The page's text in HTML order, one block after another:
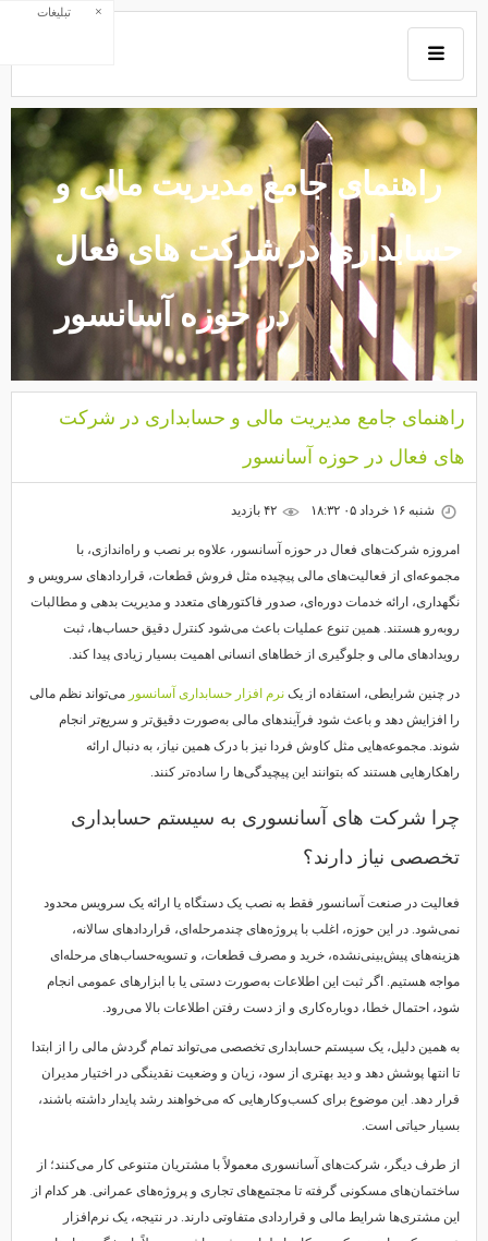
راهنمای جامع مدیریت مالی و
حسابداری در شرکت های فعال
در حوزه آسانسور
راهنمای جامع مدیریت مالی و حسابداری در شرکت
های فعال در حوزه آسانسور
شنبه ۱۶ خرداد ۰۵ ۱۸:۳۲ ۴۲ بازديد
امروزه شرکت‌های فعال در حوزه آسانسور، علاوه بر نصب و راه‌اندازی، با
مجموعه‌ای از فعالیت‌های مالی پیچیده مثل فروش قطعات، قراردادهای سرویس و
نگهداری، ارائه خدمات دوره‌ای، صدور فاکتورهای متعدد و مدیریت بدهی و مطالبات
روبه‌رو هستند. همین تنوع عملیات باعث می‌شود کنترل دقیق حساب‌ها، ثبت
رویدادهای مالی و جلوگیری از خطاهای انسانی اهمیت بسیار زیادی پیدا کند.
در چنین شرایطی، استفاده از یکنرم افزار حسابداری آسانسورمی‌تواند نظم مالی
را افزایش دهد و باعث شود فرآیندهای مالی به‌صورت دقیق‌تر و سریع‌تر انجام
شوند. مجموعه‌هایی مثل کاوش فردا نیز با درک همین نیاز، به دنبال ارائه
راهکارهایی هستند که بتوانند این پیچیدگی‌ها را ساده‌تر کنند.
چرا شرکت های آسانسوری به سیستم حسابداری
تخصصی نیاز دارند؟
فعالیت در صنعت آسانسور فقط به نصب یک دستگاه یا ارائه یک سرویس محدود
نمی‌شود. در این حوزه، اغلب با پروژه‌های چندمرحله‌ای، قراردادهای سالانه،
هزینه‌های پیش‌بینی‌نشده، خرید و مصرف قطعات، و تسویه‌حساب‌های مرحله‌ای
مواجه هستیم. اگر ثبت این اطلاعات به‌صورت دستی یا با ابزارهای عمومی انجام
شود، احتمال خطا، دوباره‌کاری و از دست رفتن اطلاعات بالا می‌رود.
به همین دلیل، یک سیستم حسابداری تخصصی می‌تواند تمام گردش مالی را از ابتدا
تا انتها پوشش دهد و دید بهتری از سود، زیان و وضعیت نقدینگی در اختیار مدیران
قرار دهد. این موضوع برای کسب‌وکارهایی که می‌خواهند رشد پایدار داشته باشند،
بسیار حیاتی است.
از طرف دیگر، شرکت‌های آسانسوری معمولاً با مشتریان متنوعی کار می‌کنند؛ از
ساختمان‌های مسکونی گرفته تا مجتمع‌های تجاری و پروژه‌های عمرانی. هر کدام از
این مشتری‌ها شرایط مالی و قراردادی متفاوتی دارند. در نتیجه، یک نرم‌افزار
تبلیغات